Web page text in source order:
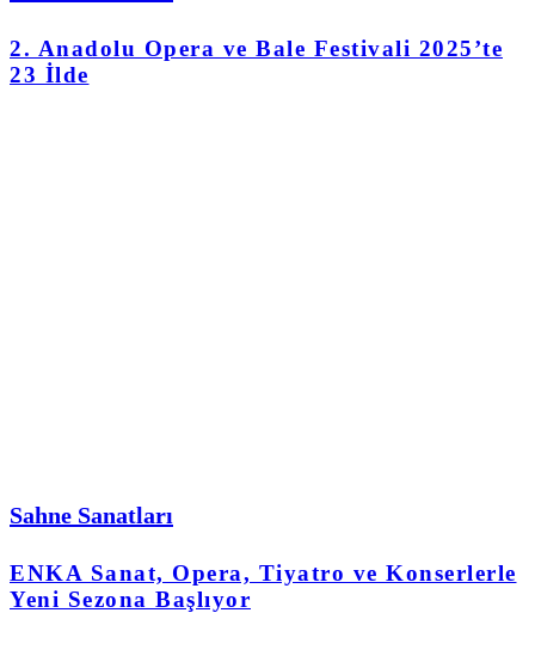
2. Anadolu Opera ve Bale Festivali 2025’te
23 İlde
Sahne Sanatları
ENKA Sanat, Opera, Tiyatro ve Konserlerle
Yeni Sezona Başlıyor